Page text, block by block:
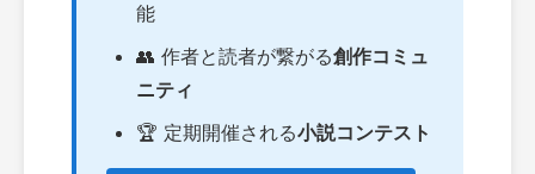
能
👥 作者と読者が繋がる創作コミュ
ニティ
🏆 定期開催される小説コンテスト